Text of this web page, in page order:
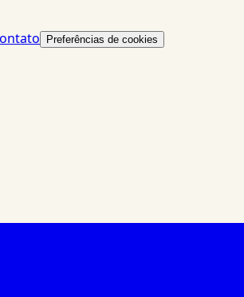
Preferências de cookies